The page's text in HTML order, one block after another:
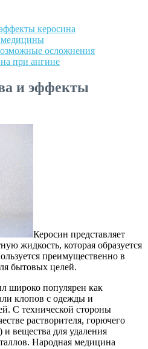
керосина
осложнения
при ангине
и эффекты
Керосин представляет
жидкость, которая образуется
преимущественно в
бытовых целей.
широко популярен как
клопов с одежды и
С технической стороны
растворителя, горючего
вещества для удаления
Народная медицина